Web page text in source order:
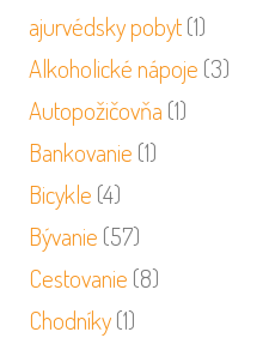
ajurvédsky pobyt(1)
Alkoholické nápoje (3)
Autopožičovňa (1)
Bankovanie (1)
Bicykle (4)
Bývanie (57)
Cestovanie (8)
Chodníky(1)